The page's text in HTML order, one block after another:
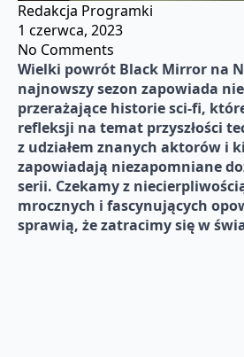
Redakcja Programki
1 czerwca, 2023
No Comments
Wielki powrót Black Mirror na
najnowszy sezon zapowiada
przerażające historie sci-fi,
refleksji na temat przyszłości
z udziałem znanych aktorów i
zapowiadają niezapomniane
serii. Czekamy z
mrocznych i fascynujących
sprawią, że zatracimy się w